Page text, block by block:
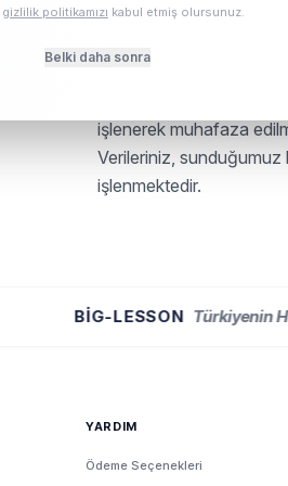
işlenerek muhafaza
Verileriniz, sunduğumuz
işlenmektedir.
BIG-LESSON Türkiyenin
YARDIM
Ödeme Seçenekleri
gizlilik politikamızı kabul etmiş olursunuz.
Belki daha sonra